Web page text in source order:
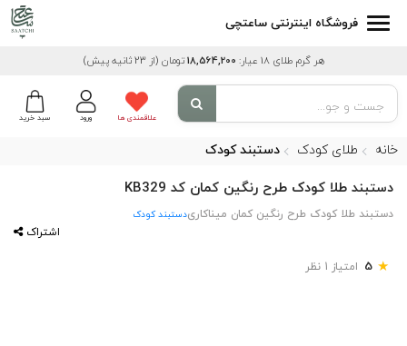
فروشگاه اینترنتی ساعتچی
هر گرم طلای 18 عیار: 18,564,200تومان (از 23 ثانیه پیش)
سبد خرید ورود علاقمندی ها
خانه طلای کودک دستبند کودک
دستبند طلا کودک طرح رنگین کمان کد KB329
دستبند طلا کودک طرح رنگین کمان میناکاریدستبند کودک
اشتراک
★
5 امتیاز 1 نظر